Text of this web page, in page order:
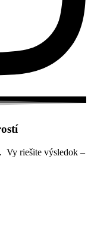
Vy riešite výsledok –